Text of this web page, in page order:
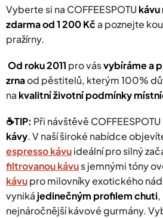
i
s
u
Vyberte si na COFFEESPOTU kávu
zdarma od 1 200 Kča poznejte
pražírny.
Od roku 2011 pro vásvybíráme a
zrnaod pěstitelů, kterým 100%
na kvalitní životní podmínky
☕️TIP: Při návštěvě
kávy.V naší široké nabídce
espresso kávuideální pro silný
filtrovanou kávus jemnými tóny
kávupro milovníky exotického
vyniká jedinečným profilem chuti
nejnáročnější kávové gurmány.